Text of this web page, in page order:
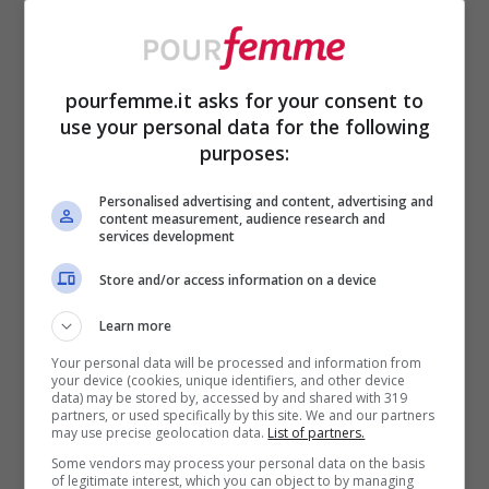
tuo fidanzato, ma lui neanche ti vede, se
romantico e ti tratta come una sorta di
sorella. Ci soffri molto? Allora in questo
caso non deve confessare i tuoi
sentimenti. Le cose da fare possono
essere due: continua a stare con il tuo
partner, perché sei convinta di poter
superare questo momento, ma gli chiedi
gentilmente di evitare di frequentare in
coppia gli amici, oppure lo lasci.
Probabilmente non lo ami più e deve
pourfemme.it asks for your consent to
use your personal data for the following
purposes:
Personalised advertising and content, advertising and
content measurement, audience research and
services development
Store and/or access information on a device
Learn more
Your personal data will be processed and information from
your device (cookies, unique identifiers, and other device
data) may be stored by, accessed by and shared with 319
partners, or used specifically by this site. We and our partners
may use precise geolocation data. List of partners.
Some vendors may process your personal data on the basis
of legitimate interest, which you can object to by managing